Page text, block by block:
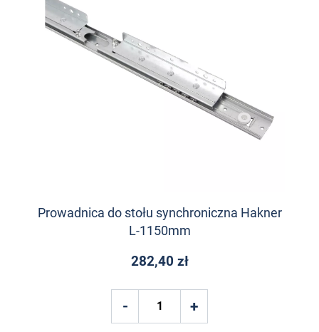
Prowadnica do stołu synchroniczna Hakner
L-1150mm
282,40 zł